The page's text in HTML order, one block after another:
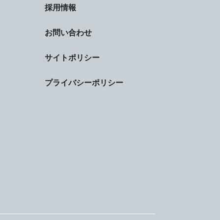
採用情報
お問い合わせ
サイトポリシー
プライバシーポリシー